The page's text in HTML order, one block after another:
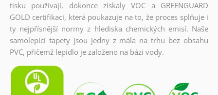
tisku používají, dokonce získaly VOC a GREENGUARD
GOLD certifikaci, která poukazuje na to, že proces splňuje i
ty nejpřísnější normy z hlediska chemických emisí. Naše
samolepící tapety jsou jedny z mála na trhu bez obsahu
PVC, přičemž lepidlo je založeno na bázi vody.